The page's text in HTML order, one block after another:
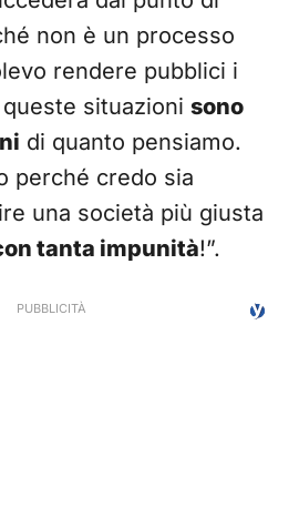
non è un processo
rendere pubblici i
situazioni sono
di quanto pensiamo.
perché credo sia
una società più giusta
tanta impunità!”.